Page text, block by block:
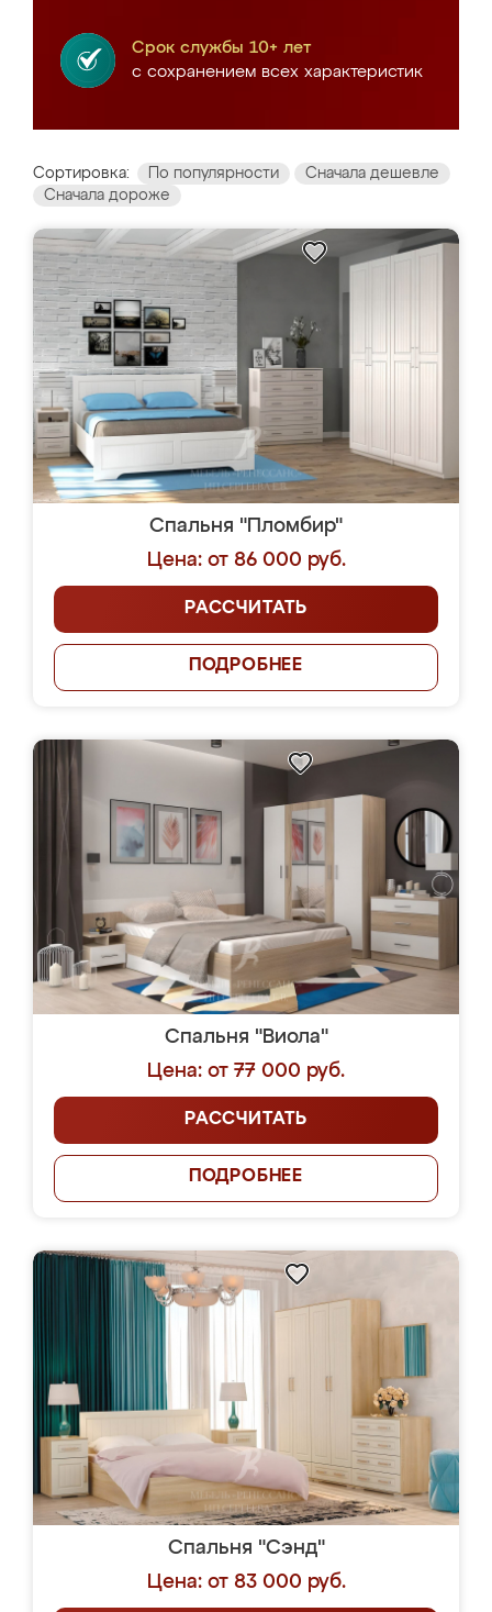
Срок службы 10+ лет
с сохранением всех характеристик
Сортировка: По популярности
Сначала дешевле
Сначала дороже
Спальня "Пломбир"
Цена: от 86 000 руб.
РАССЧИТАТЬ
ПОДРОБНЕЕ
Спальня "Виола"
Цена: от 77 000 руб.
РАССЧИТАТЬ
ПОДРОБНЕЕ
Спальня "Сэнд"
Цена: от 83 000 руб.